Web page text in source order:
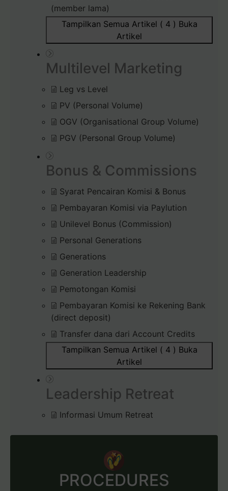
(member lama)
Tampilkan Semua Artikel ( 4 ) Buka
Artikel
Multilevel Marketing
Leg vs Level
PV (Personal Volume)
OGV (Organisational Group Volume)
PGV (Personal Group Volume)
Bonus & Commissions
Syarat Pencairan Komisi & Bonus
Pembayaran Komisi via Paylution
Unilevel Bonus (Commission)
Personal Generations
Generations
Generation Leadership
Pemotongan Komisi
Pembayaran Komisi ke Rekening Bank
(direct deposit)
Transfer dana dari Account Credits
Tampilkan Semua Artikel ( 4 ) Buka
Artikel
Leadership Retreat
Informasi Umum Retreat
PROCEDURES